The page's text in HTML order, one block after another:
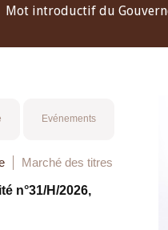
Mot introductif du
Evénements
Marché des titres
n°31/H/2026,